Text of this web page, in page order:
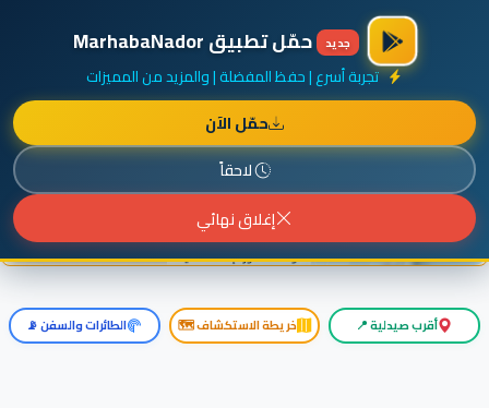
أضف نشاطك مجاناً
جديد حمّل تطبيق MarhabaNador
تجربة أسرع | حفظ المفضلة | والمزيد من المميزات
حمّل الآن
لاحقاً
إغلاق نهائي
إعلان ممول المزيد حول هذا الإعلان
أقرب صيدلية 📍 خريطة الاستكشاف 🗺️ الطائرات والسفن 📡